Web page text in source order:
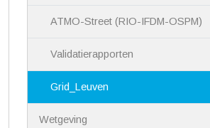
ATMO-Street (RIO-IFDM-OSPM)
Validatierapporten
Grid_Leuven
Wetgeving